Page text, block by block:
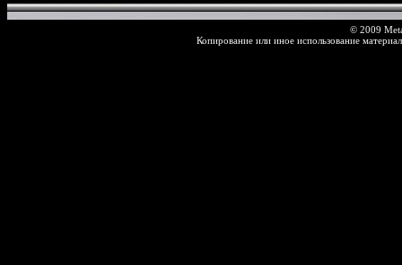
© 2009
Копирование или иное использование